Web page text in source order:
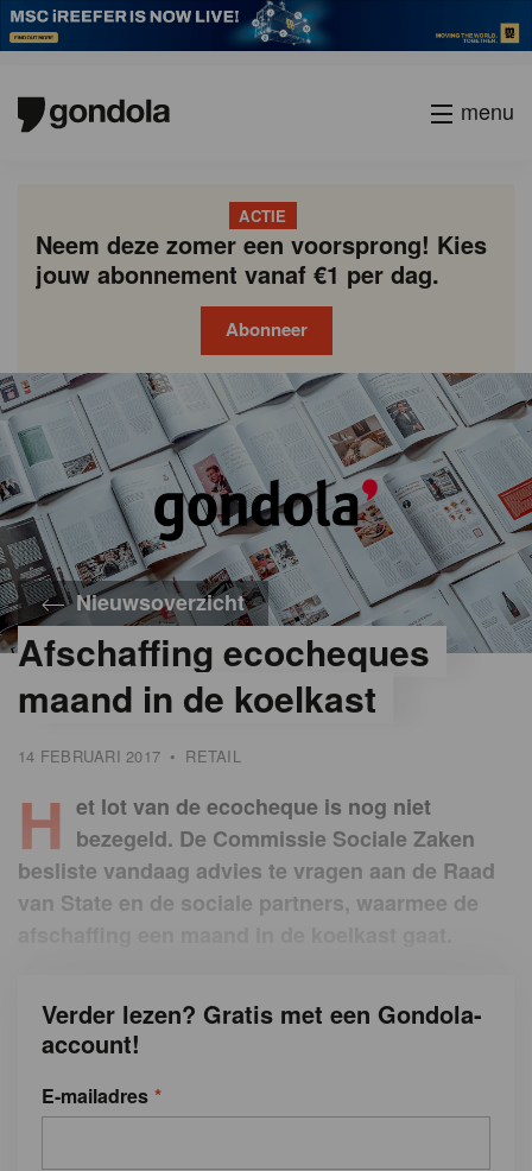
menu
ACTIE
Neem deze zomer een voorsprong! Kies
jouw abonnement vanaf €1 per dag.
Abonneer
Nieuwsoverzicht
Afschaffing ecocheques
maand in de koelkast
14 FEBRUARI 2017 • RETAIL
H et lot van de ecocheque is nog niet
bezegeld. De Commissie Sociale Zaken
besliste vandaag advies te vragen aan de Raad
van State en de sociale partners, waarmee de
Verder lezen? Gratis met een Gondola-
account!
E-mailadres
Gondola
academy
Gondola
society